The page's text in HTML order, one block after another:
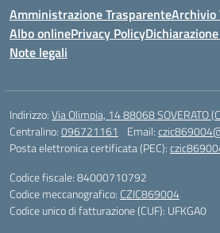
Amministrazione TrasparenteArchivio
Albo onlinePrivacy Policy
Note legali
Indirizzo:Via Olimpia, 14 88068 SOVERATO
Centralino:096721161 Email:
Posta elettronica certificata (PEC):
Codice fiscale: 84000710792
Codice meccanografico: CZIC869004
Codice unico di fatturazione (CUF): UFKGA0